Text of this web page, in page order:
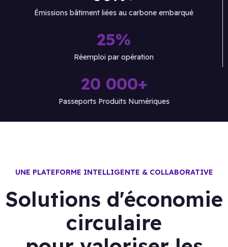
Émissions bâtiment liées au carbone embarqué
25%
Réemploi par opération
20 000​+
Passeports Produits Numériques
UNE PLATEFORME INTELLIGENTE & COLLABORATIVE
Solutions d'économie
circulaire